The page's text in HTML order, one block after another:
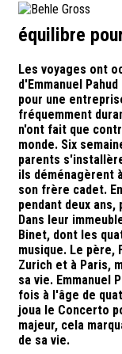
équilibre
Les voyages ont
d'Emmanuel
pour une
fréquemment
n'ont fait que
monde. Six
parents
ils déménagèrent
son frère cadet.
pendant deux ans,
Dans leur
Binet, dont les
musique. Le
Zurich et à Paris,
sa vie. Emmanuel
fois à l'âge de
joua le Concerto
majeur, cela
de sa vie.